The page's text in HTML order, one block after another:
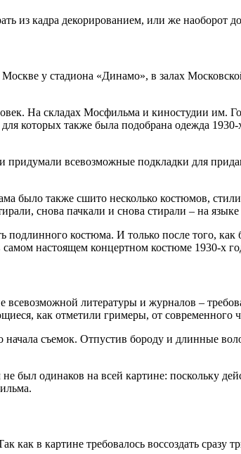
из кадра декорированием, или же наоборот
у стадиона «Динамо», в залах
На складах Мосфильма и киностудии им.
которых также была подобрана одежда 1930-
всевозможные подкладки для
было также сшито несколько костюмов,
снова пачкали и снова стирали – на
костюма. И только после того,
настоящем концертном костюме 1930-х
литературы и журналов –
как отметили гримеры, от современного
съемок. Отпустив бороду и длинные
одинаков на всей картине: поскольку
в картине требовалось воссоздать сразу